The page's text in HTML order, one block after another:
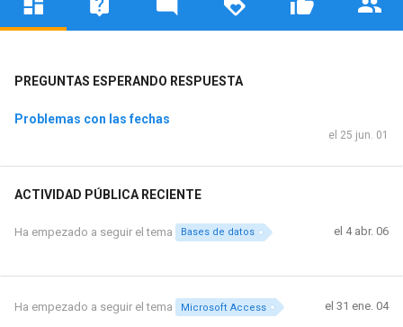
PREGUNTAS ESPERANDO RESPUESTA
Problemas con las fechas
el 25 jun. 01
ACTIVIDAD PÚBLICA RECIENTE
Ha empezado a seguir el tema Bases de datos el 4 abr. 06
Ha empezado a seguir el tema Microsoft Access el 31 ene. 04